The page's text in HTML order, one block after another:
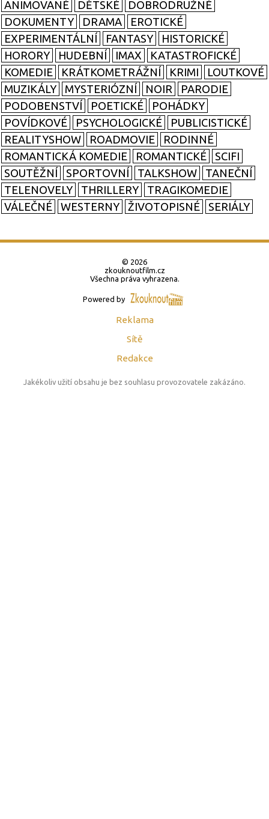
ANIMOVANÉ
DĚTSKÉ
DOBRODRUŽNÉ
DOKUMENTY
DRAMA
EROTICKÉ
EXPERIMENTÁLNÍ
FANTASY
HISTORICKÉ
HORORY
HUDEBNÍ IMAX
KATASTROFICKÉ
KOMEDIE
KRÁTKOMETRÁŽNÍ KRIMI
LOUTKOVÉ
MUZIKÁLY
MYSTERIÓZNÍ NOIR
PARODIE
PODOBENSTVÍ
POETICKÉ
POHÁDKY
POVÍDKOVÉ
PSYCHOLOGICKÉ
PUBLICISTICKÉ
REALITYSHOW
ROADMOVIE
RODINNÉ
ROMANTICKÁ KOMEDIE
ROMANTICKÉ
SCIFI
SOUTĚŽNÍ
SPORTOVNÍ TALKSHOW
TANEČNÍ
TELENOVELY
THRILLERY
TRAGIKOMEDIE
VÁLEČNÉ
WESTERNY ŽIVOTOPISNÉ SERIÁLY
© 2026
zkouknoutfilm.cz
Všechna práva vyhrazena.
Powered by
Reklama
Sítě
Redakce
Jakékoliv užití obsahu je bez souhlasu provozovatele zakázáno.